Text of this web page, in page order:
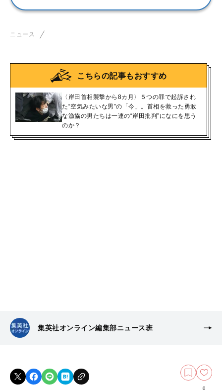
ニュース
こちらの記事もおすすめ
〈岸田首相襲撃から8カ月〉５つの罪で起訴され
た“空気みたいな男”の「今」。首相を救った勇敢
な漁協の男たちは一連の“岸田批判”になにを思う
のか？
集英社オンライン編集部ニュース班
6